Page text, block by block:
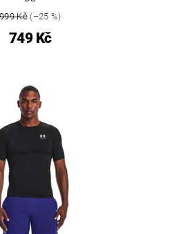
999 Kč(–25 %)
749 Kč